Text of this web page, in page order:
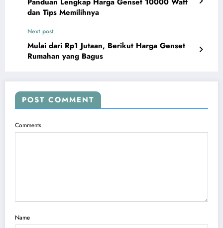
dan Tips Memilihnya
Next post
Mulai dari Rp1 Jutaan, Berikut Harga Genset
Rumahan yang Bagus
POST COMMENT
Comments
Name